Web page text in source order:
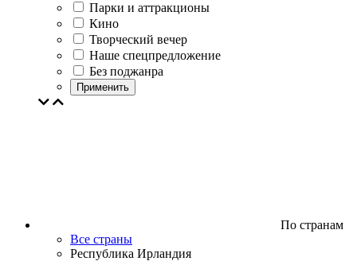
Парки и аттракционы
Кино
Творческий вечер
Наше спецпредложение
Без поджанра
Применить
По странам
Все страны
Республика Ирландия